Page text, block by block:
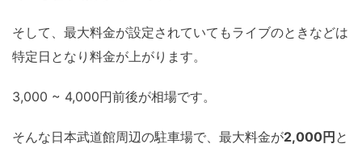
そして、最大料金が設定されていてもライブのときなどは
特定日となり料金が上がります。
3,000 ~ 4,000円前後が相場です。
そんな日本武道館周辺の駐車場で、最大料金が2,000円 と